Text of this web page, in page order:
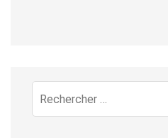
Recherche
pour